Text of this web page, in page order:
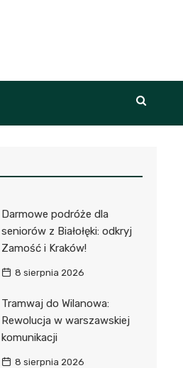
Darmowe podróże dla
seniorów z Białołęki: odkryj
Zamość i Kraków!
8 sierpnia 2026
Tramwaj do Wilanowa:
Rewolucja w warszawskiej
komunikacji
8 sierpnia 2026